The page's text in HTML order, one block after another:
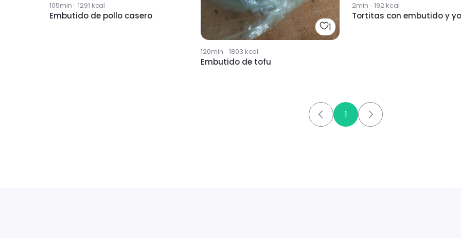
105min · 1291 kcal
Embutido de pollo casero
1
120min · 1803 kcal
Embutido de tofu
2min · 192kcal
Tortitas con embutido y
1